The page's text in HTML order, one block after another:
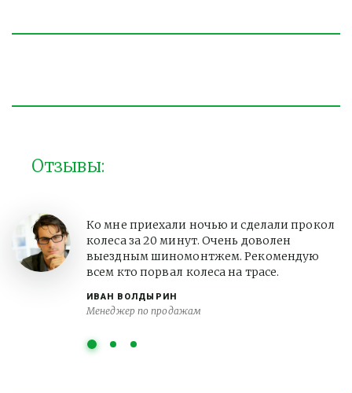
Отзывы:
ИВАН ВОЛДЫРИН
Менеджер по продажам
Ко мне приехали ночью и сделали прокол
колеса за 20 минут. Очень доволен
выездным шиномонтжем. Рекомендую
всем кто порвал колеса на трасе.